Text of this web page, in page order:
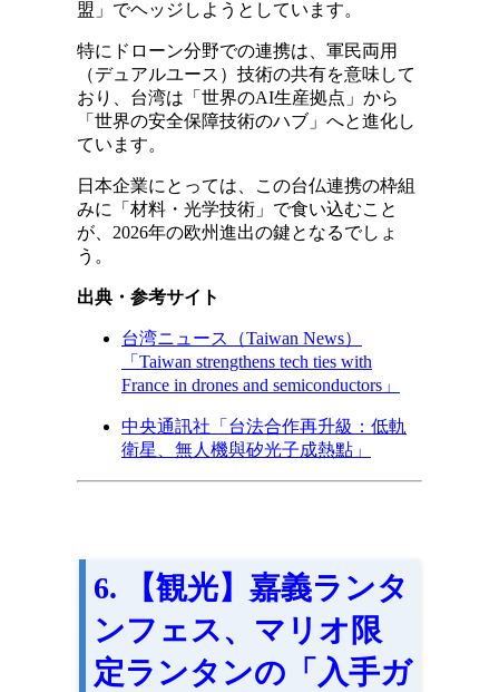
盟」でヘッジしようとしています。
特にドローン分野での連携は、軍民両用
（デュアルユース）技術の共有を意味して
おり、台湾は「世界のAI生産拠点」から
「世界の安全保障技術のハブ」へと進化し
ています。
日本企業にとっては、この台仏連携の枠組
みに「材料・光学技術」で食い込むこと
が、2026年の欧州進出の鍵となるでしょ
う。
出典・参考サイト
台湾ニュース（Taiwan News）
「Taiwan strengthens tech ties with
France in drones and semiconductors」
中央通訊社「台法合作再升級：低軌
衛星、無人機與矽光子成熱點」
6. 【観光】嘉義ランタ
ンフェス、マリオ限
定ランタンの「入手ガ